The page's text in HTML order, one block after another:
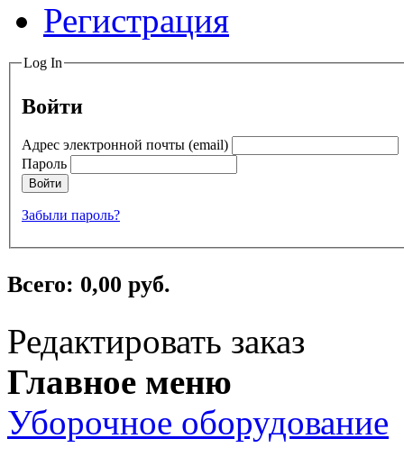
Регистрация
Log In
Войти
Адрес электронной почты (email)
Пароль
Войти
Забыли пароль?
Всего: 0,00 руб.
Редактировать заказ
Главное меню
Уборочное оборудование